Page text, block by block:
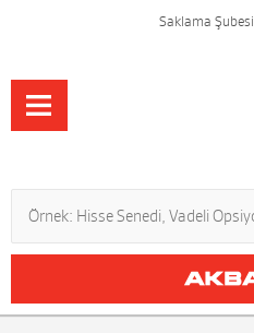
Saklama Şubesi